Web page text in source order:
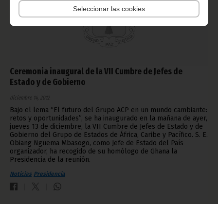
Seleccionar las cookies
Ceremonia inaugural de la VII Cumbre de Jefes de
Estado y de Gobierno
diciembre 14, 2012
Bajo el lema “El futuro del Grupo ACP en un mundo cambiante:
retos y oportunidades”, se ha inaugurado en la mañana de ayer,
jueves 13 de diciembre, la VII Cumbre de Jefes de Estado y de
Gobierno del Grupo de Estados de África, Caribe y Pacífico. S. E.
Obiang Nguema Mbasogo, como Jefe de Estado del País
organizador, ha recogido de su homólogo de Ghana la
Presidencia de la reunión.
Noticias Presidencia